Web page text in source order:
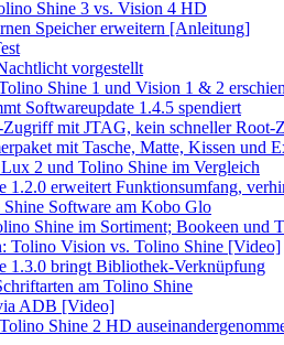
Shine 3 vs. Vision 4 HD
Speicher erweitern [Anleitung]
vorgestellt
Shine 1 und Vision 1 & 2
Softwareupdate 1.4.5 spendiert
mit JTAG, kein schneller Root-
mit Tasche, Matte, Kissen und
2 und Tolino Shine im Vergleich
1.2.0 erweitert Funktionsumfang,
Software am Kobo Glo
Shine im Sortiment; Bookeen und
Tolino Vision vs. Tolino Shine [Video]
1.3.0 bringt Bibliothek-Verknüpfung
am Tolino Shine
ADB [Video]
Shine 2 HD